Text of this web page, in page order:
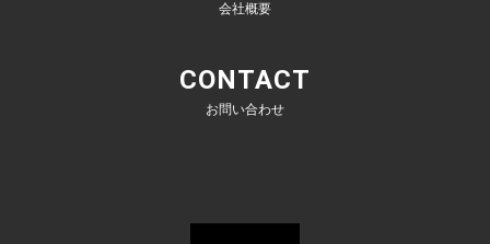
会社概要
CONTACT
お問い合わせ